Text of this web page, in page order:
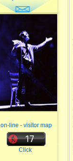
on-line - visitor map
Click